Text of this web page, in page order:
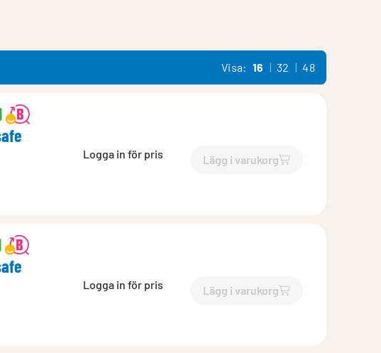
Visa: 16 32 48
Logga in för pris Lägg i varukorg
`$Lägg till
Logga in för pris Lägg i varukorg
`$Lägg till